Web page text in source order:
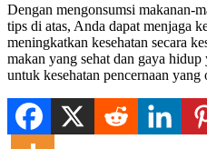
Dengan mengonsumsi makanan-
tips di atas, Anda dapat menjaga
meningkatkan kesehatan secara
makan yang sehat dan gaya
untuk kesehatan pencernaan yang